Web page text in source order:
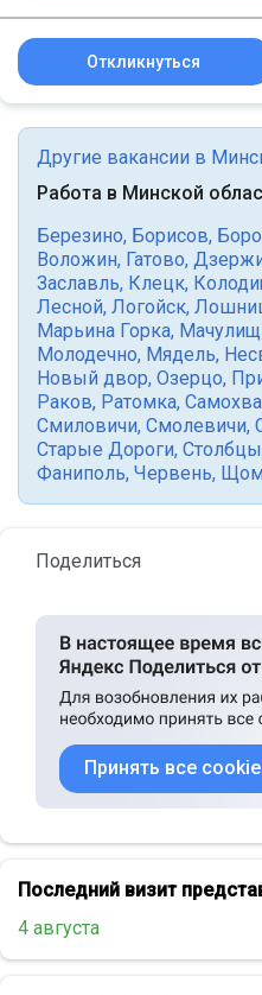
Откликнуться
Другие вакансии в
Работа в Минской
Березино, Борисов,
Воложин, Гатово,
Заславль, Клецк,
Лесной, Логойск,
Марьина Горка,
Молодечно, Мядель,
Новый двор, Озерцо,
Раков, Ратомка,
Смиловичи, Смолевичи,
Старые Дороги, Столбцы
Фаниполь, Червень,
Поделиться
Принять все cookie
Последний визит
4 августа